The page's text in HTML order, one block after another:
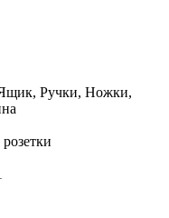
Ручки, Ножки,